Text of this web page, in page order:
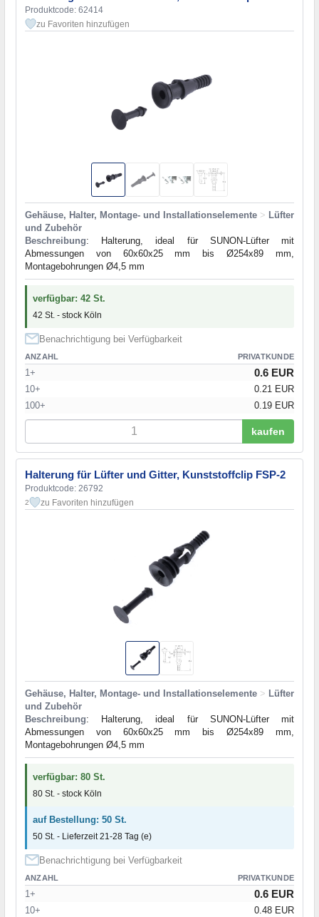
Produktcode: 62414
zu Favoriten hinzufügen
Gehäuse, Halter, Montage- und Installationselemente > Lüfter
und Zubehör
Beschreibung: Halterung, ideal für SUNON-Lüfter mit
Abmessungen von 60x60x25 mm bis Ø254x89 mm,
Montagebohrungen Ø4,5 mm
verfügbar: 42 St.
42 St. - stock Köln
Benachrichtigung bei Verfügbarkeit
ANZAHL PRIVATKUNDE
1+ 0.6 EUR
10+
0.21 EUR
100+
0.19 EUR
kaufen
Halterung für Lüfter und Gitter, Kunststoffclip FSP-2
Produktcode: 26792
2 zu Favoriten hinzufügen
Gehäuse, Halter, Montage- und Installationselemente > Lüfter
und Zubehör
Beschreibung: Halterung, ideal für SUNON-Lüfter mit
Abmessungen von 60x60x25 mm bis Ø254x89 mm,
Montagebohrungen Ø4,5 mm
verfügbar: 80 St.
80 St. - stock Köln
auf Bestellung: 50 St.
50 St. - Lieferzeit 21-28 Tag (e)
Benachrichtigung bei Verfügbarkeit
ANZAHL PRIVATKUNDE
1+ 0.6 EUR
10+
0.48 EUR